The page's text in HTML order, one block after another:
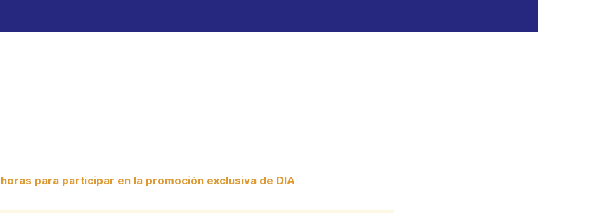
para participar en la promoción exclusiva de DIA